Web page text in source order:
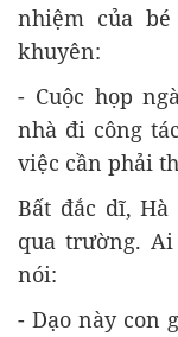
nhiệm của
khuyên:
- Cuộc họp
nhà đi công
việc cần phải
Bất đắc dĩ,
qua trường.
nói:
- Dạo này con